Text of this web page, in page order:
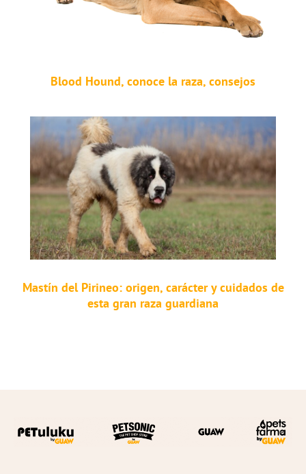
Blood Hound, conoce la raza, consejos
Mastín del Pirineo: origen, carácter y cuidados de
esta gran raza guardiana